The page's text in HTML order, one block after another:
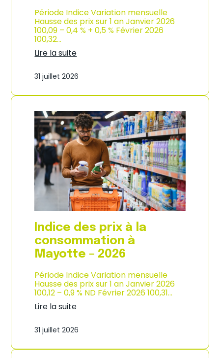
o
n
e
’
m
p
r
t
a
t
i
o
n
d
e
l
’
i
n
d
u
s
t
r
i
–
2
0
6
Période Indice Variation mensuelle
Hausse des prix sur 1 an Janvier 2026
100,09 – 0,4 % + 0,5 % Février 2026
100,32…
Lire la suite
n
i
e
d
e
s
r
i
x
à
l
a
c
o
n
s
o
m
a
t
i
n
n
M
31 juillet 2026
Indice des prix à la
consommation à
Mayotte – 2026
Période Indice Variation mensuelle
Hausse des prix sur 1 an Janvier 2026
100,12 – 0,9 % ND Février 2026 100,31…
Lire la suite
n
i
31 juillet 2026